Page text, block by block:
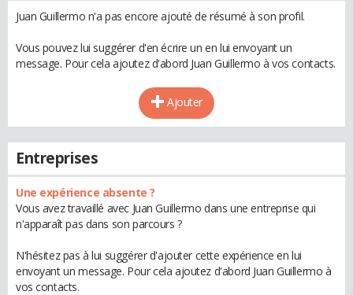
Juan Guillermo n'a pas encore ajouté de résumé à son profil.
Vous pouvez lui suggérer d'en écrire un en lui envoyant un
message. Pour cela ajoutez d'abord Juan Guillermo à vos contacts.
Ajouter
Entreprises
Une expérience absente ?
Vous avez travaillé avec Juan Guillermo dans une entreprise qui
n'apparaît pas dans son parcours ?
N'hésitez pas à lui suggérer d'ajouter cette expérience en lui
envoyant un message. Pour cela ajoutez d'abord Juan Guillermo à
vos contacts.